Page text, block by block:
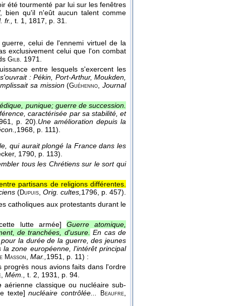
été tourmenté par lui sur les fenêtres
bien qu'il n'eût aucun talent comme
fr., t. 1, 1817, p. 31.
celui de l'ennemi virtuel de la
exclusivement celui que l'on combat
Gilb. 1971.
entre lesquels s'exercent les
: Pékin, Port-Arthur, Moukden,
sa mission(Guéhenno,Journal
punique; guerre de succession.
caractérisée par sa stabilité, et
, p. 20).Une amélioration depuis la
1968, p. 111).
qui aurait plongé la France dans les
, 1790, p. 113).
tous les Chrétiens sur le sort qui
partisans de religions différentes.
(Dupuis Orig. cultes, 1796 , p. 457).
catholiques aux protestants durant le
lutte armée]
Guerre atomique,
de tranchées, d'usure. En cas de
la durée de la guerre, des jeunes
la zone européenne, l'intérêt principal
Le Masson Mar., 1951
, p. 11) :
nous avions faits dans l'ordre
Mém., t. 2 , 1931
, p. 94.
aérienne classique ou nucléaire sub-
texte]nucléaire contrôlée... Beaufre